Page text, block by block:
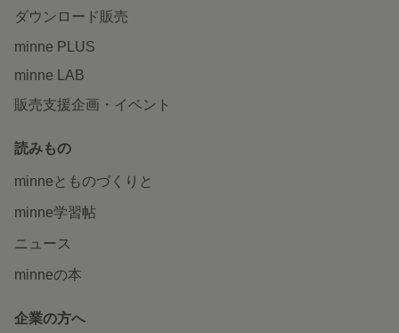
ダウンロード販売
minne PLUS
minne LAB
販売支援企画・イベント
読みもの
minneとものづくりと
minne学習帖
ニュース
minneの本
企業の方へ